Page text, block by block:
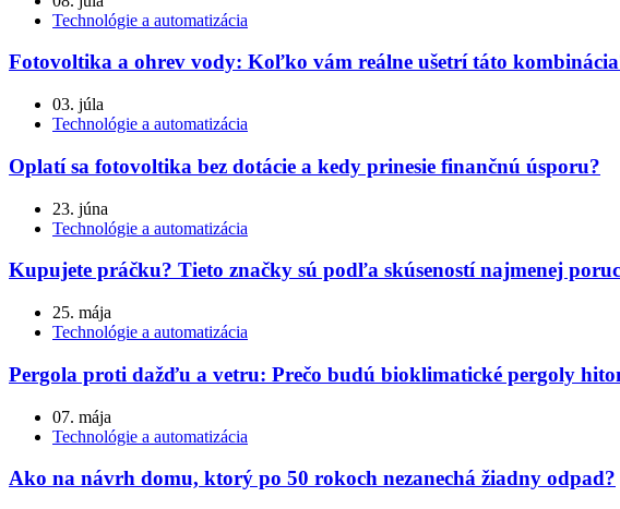
Technológie a automatizácia
Fotovoltika a ohrev vody: Koľko vám reálne ušetrí táto
03. júla
Technológie a automatizácia
Oplatí sa fotovoltika bez dotácie a kedy prinesie finančnú úsporu?
23. júna
Technológie a automatizácia
Kupujete práčku? Tieto značky sú podľa skúseností najmenej
25. mája
Technológie a automatizácia
Pergola proti dažďu a vetru: Prečo budú bioklimatické pergoly
07. mája
Technológie a automatizácia
Ako na návrh domu, ktorý po 50 rokoch nezanechá žiadny odpad?